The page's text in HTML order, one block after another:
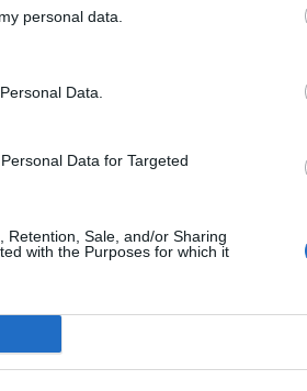
personal data.
Data.
Data for Targeted
Retention, Sale, and/or Sharing
with the Purposes for which it